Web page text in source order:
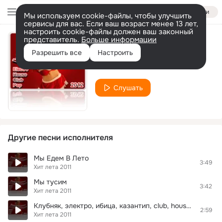
Войти
Мы используем cookie-файлы, чтобы улучшить
сервисы для вас. Если ваш возраст менее 13 лет,
настроить cookie-файлы должен ваш законный
представитель. Больше информации
Разрешить все Настроить
Мандала
Слушать
Другие песни исполнителя
Мы Едем В Лето
Хит лета 2011
3:49
Мы тусим
Хит лета 2011
3:42
Клубняк, электро, ибица, казантип, club, house, electro, клубная музыка, ibiza
Хит лета 2011
2:59